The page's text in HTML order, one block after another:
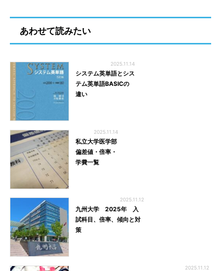
あわせて読みたい
2025.11.14
システム英単語とシス
テム英単語BASICの
違い
2025.11.14
私立大学医学部
偏差値・倍率・
学費一覧
2025.11.12
九州大学 2025年 入
試科目、倍率、傾向と対
策
2025.11.12